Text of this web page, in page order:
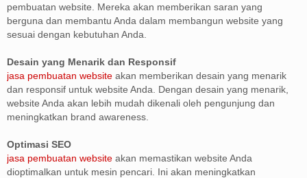
pembuatan website. Mereka akan memberikan saran yang
berguna dan membantu Anda dalam membangun website yang
sesuai dengan kebutuhan Anda.
Desain yang Menarik dan Responsif
jasa pembuatan website akan memberikan desain yang menarik
dan responsif untuk website Anda. Dengan desain yang menarik,
website Anda akan lebih mudah dikenali oleh pengunjung dan
meningkatkan brand awareness.
Optimasi SEO
jasa pembuatan website akan memastikan website Anda
dioptimalkan untuk mesin pencari. Ini akan meningkatkan